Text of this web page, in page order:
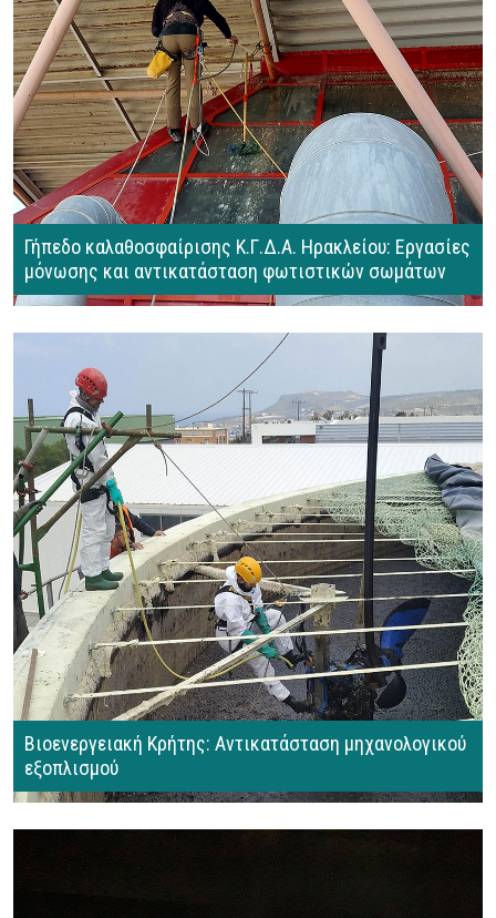
Γήπεδο καλαθοσφαίρισης Κ.Γ.Δ.Α. Ηρακλείου: Εργασίες
μόνωσης και αντικατάσταση φωτιστικών σωμάτων
Βιοενεργειακή Κρήτης: Αντικατάσταση μηχανολογικού
εξοπλισμού